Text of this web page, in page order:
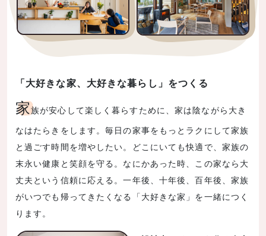
「大好きな家、大好きな暮らし」をつくる
家族が安心して楽しく暮らすために、家は陰ながら大き
なはたらきをします。毎日の家事をもっとラクにして家族
と過ごす時間を増やしたい。どこにいても快適で、家族の
末永い健康と笑顔を守る。なにかあった時、この家なら大
丈夫という信頼に応える。一年後、十年後、百年後、家族
がいつでも帰ってきたくなる「大好きな家」を一緒につく
ります。